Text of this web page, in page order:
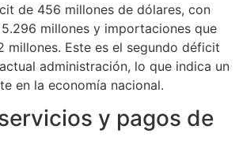
de 456 millones de dólares, con
millones y importaciones que
millones. Este es el segundo déficit
administración, lo que indica un
en la economía nacional.
y pagos de